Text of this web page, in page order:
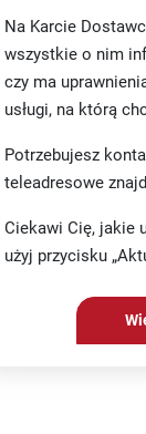
Na Karcie
wszystkie o nim
czy ma
usługi, na którą
Potrzebujesz
teleadresowe
Ciekawi Cię, jakie
użyj przycisku